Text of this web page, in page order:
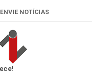
ENVIE NOTÍCIAS